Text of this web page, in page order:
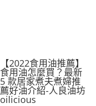
【2022食用油推薦】
食用油怎麼買？最新
5 款居家煮夫煮婦推
薦好油介紹-人良油坊
oilicious